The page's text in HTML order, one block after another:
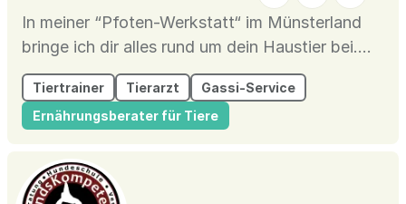
In meiner “Pfoten-Werkstatt“ im Münsterland
bringe ich dir alles rund um dein Haustier bei.
Von Hundeschule & Hundetraining über
spannende Seminare & Vorträge zu aktuellen
Themen bis zur tierärztlichen Verhaltenstherapie
gemeinsam die Grundsteine für...
Tiertrainer Tierarzt
Gassi-Service
Ernährungsberater für Tiere